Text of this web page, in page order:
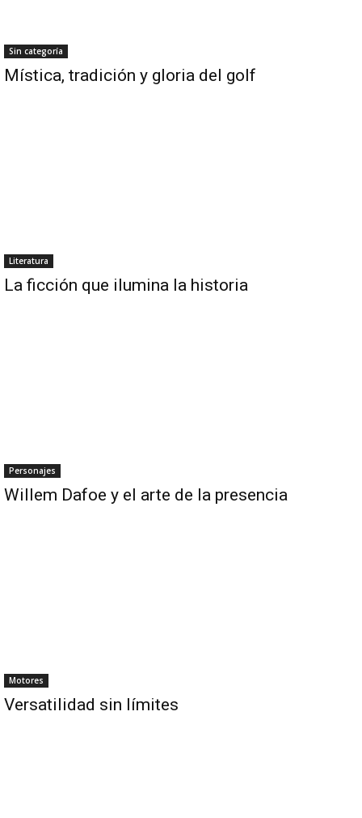
Sin categoría
Mística, tradición y gloria del golf
Literatura
La ficción que ilumina la historia
Personajes
Willem Dafoe y el arte de la presencia
Motores
Versatilidad sin límites